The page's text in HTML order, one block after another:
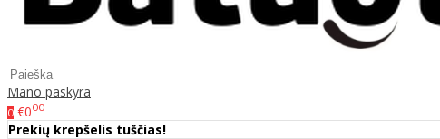
Mano paskyra
0 €000
Prekių krepšelis tuščias!